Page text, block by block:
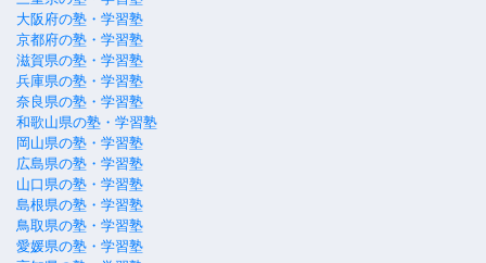
大阪府の塾・学習塾
京都府の塾・学習塾
滋賀県の塾・学習塾
兵庫県の塾・学習塾
奈良県の塾・学習塾
和歌山県の塾・学習塾
岡山県の塾・学習塾
広島県の塾・学習塾
山口県の塾・学習塾
島根県の塾・学習塾
鳥取県の塾・学習塾
愛媛県の塾・学習塾